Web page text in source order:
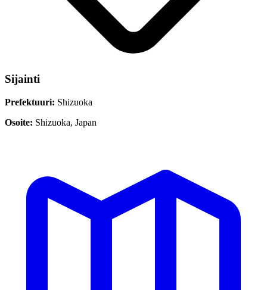
Sijainti
Prefektuuri: Shizuoka
Osoite: Shizuoka, Japan